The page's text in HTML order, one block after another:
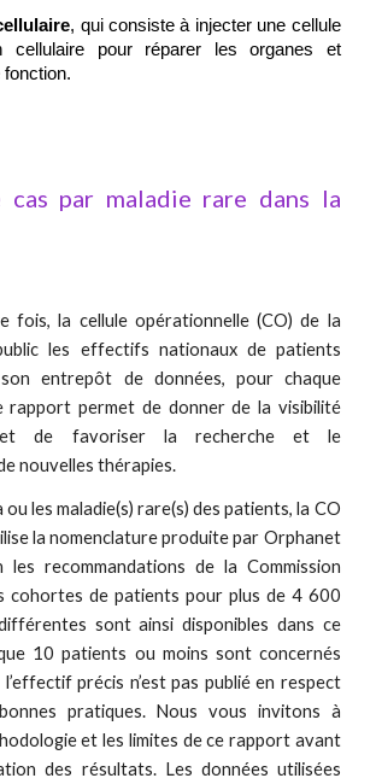
, qui consiste à injecter une cellule
cellulaire pour réparer les organes et
fonction.
cas par maladie rare dans la
fois, la cellule opérationnelle (CO) de la
les effectifs nationaux de patients
entrepôt de données, pour chaque
rapport permet de donner de la visibilité
et de favoriser la recherche et le
nouvelles thérapies.
les maladie(s) rare(s) des patients, la CO
la nomenclature produite par Orphanet
les recommandations de la Commission
cohortes de patients pour plus de 4 600
sont ainsi disponibles dans ce
10 patients ou moins sont concernés
précis n’est pas publié en respect
pratiques. Nous vous invitons à
et les limites de ce rapport avant
des résultats. Les données utilisées